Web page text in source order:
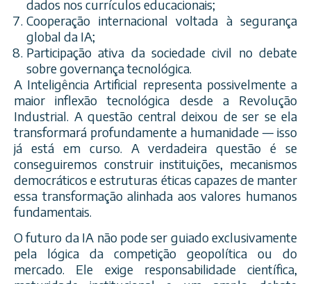
dados nos currículos educacionais;
Cooperação internacional voltada à segurança
global da IA;
Participação ativa da sociedade civil no debate
sobre governança tecnológica.
A Inteligência Artificial representa possivelmente a
maior inflexão tecnológica desde a Revolução
Industrial. A questão central deixou de ser se ela
transformará profundamente a humanidade — isso
já está em curso. A verdadeira questão é se
conseguiremos construir instituições, mecanismos
democráticos e estruturas éticas capazes de manter
essa transformação alinhada aos valores humanos
fundamentais.
O futuro da IA não pode ser guiado exclusivamente
pela lógica da competição geopolítica ou do
mercado. Ele exige responsabilidade científica,